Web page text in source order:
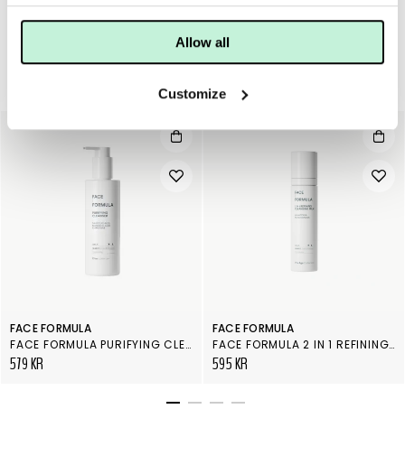
Allow all
Customize
Rengöring
FACE FORMULA
FACE FORMULA PURIFYING CLEANSER
579 KR
FACE FORMULA
FACE FORMULA 2 IN 1 REFINING CLEANSING MILK
595 KR